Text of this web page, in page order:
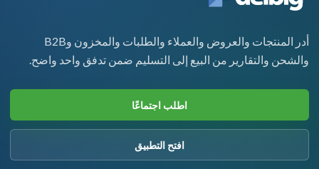
أدر المنتجات والعروض والعملاء والطلبات والمخزون وB2B
والشحن والتقارير من البيع إلى التسليم ضمن تدفق واحد واضح.
اطلب اجتماعًا
افتح التطبيق